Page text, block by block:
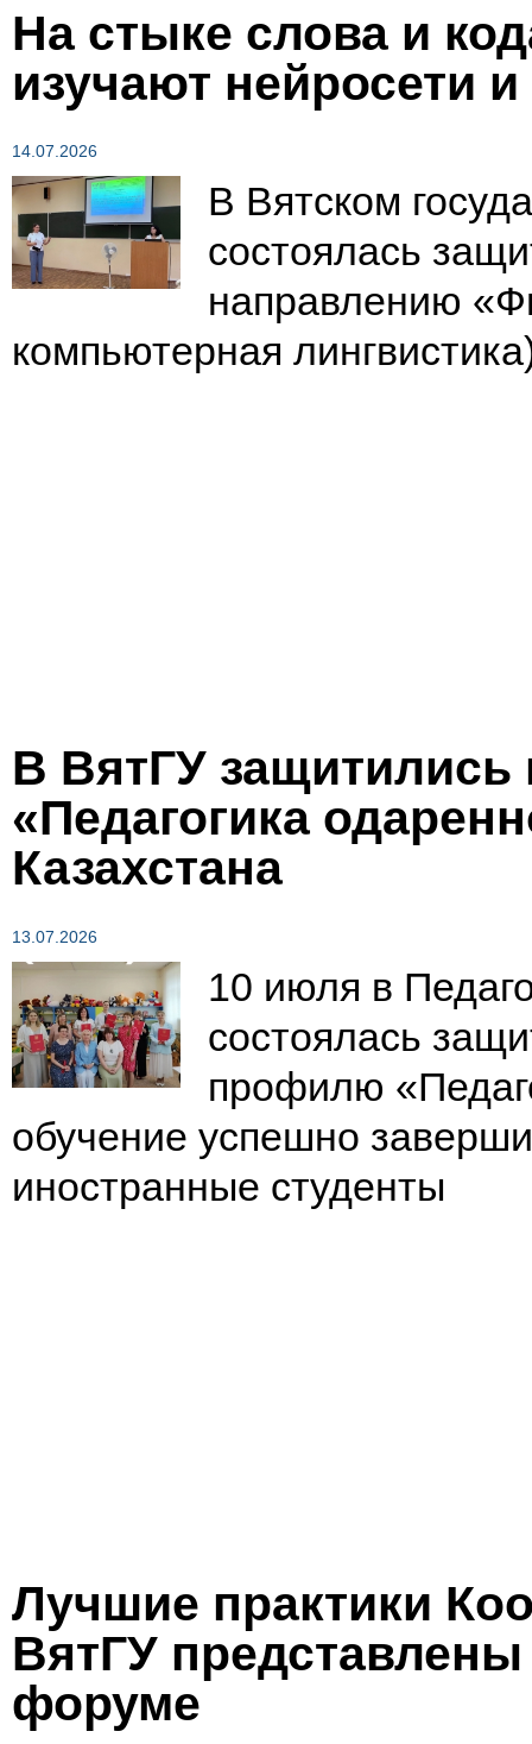
На стыке слова и
изучают нейросети
14.07.2026
В Вятском
состоялась
направлению
компьютерная
В ВятГУ
«Педагогика
Казахстана
13.07.2026
10 июля в
состоялась
профилю
обучение успешно
иностранные студенты
Лучшие практики
ВятГУ
форуме